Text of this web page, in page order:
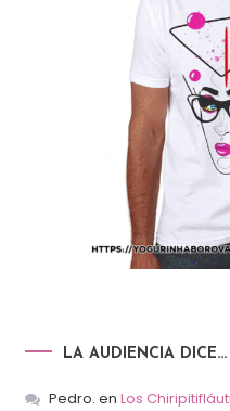
LA AUDIENCIA DICE…
Pedro. en Los